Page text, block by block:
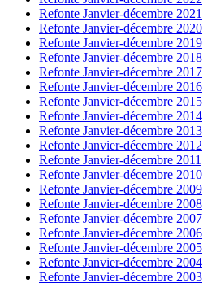
Refonte Janvier-décembre 2021
Refonte Janvier-décembre 2020
Refonte Janvier-décembre 2019
Refonte Janvier-décembre 2018
Refonte Janvier-décembre 2017
Refonte Janvier-décembre 2016
Refonte Janvier-décembre 2015
Refonte Janvier-décembre 2014
Refonte Janvier-décembre 2013
Refonte Janvier-décembre 2012
Refonte Janvier-décembre 2011
Refonte Janvier-décembre 2010
Refonte Janvier-décembre 2009
Refonte Janvier-décembre 2008
Refonte Janvier-décembre 2007
Refonte Janvier-décembre 2006
Refonte Janvier-décembre 2005
Refonte Janvier-décembre 2004
Refonte Janvier-décembre 2003